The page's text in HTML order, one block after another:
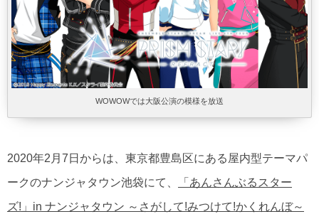
WOWOWでは大阪公演の模様を放送
2020年2月7日からは、東京都豊島区にある屋内型テーマパ
ークのナンジャタウン池袋にて、
「あんさんぶるスター
ズ!」in ナンジャタウン ～さがして!みつけて!かくれんぼ～